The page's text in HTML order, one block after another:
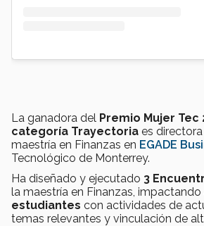
La ganadora del Premio Mujer Tec
categoría Trayectoria es
maestría en Finanzas en EGADE
Tecnológico de Monterrey.
Ha diseñado y ejecutado 3
la maestría en Finanzas, impactando
estudiantes con actividades de
temas relevantes y vinculación de